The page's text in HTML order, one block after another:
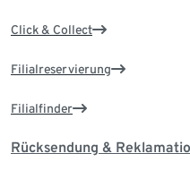
Click & Collect
Filialreservierung
Filialfinder
Rücksendung &